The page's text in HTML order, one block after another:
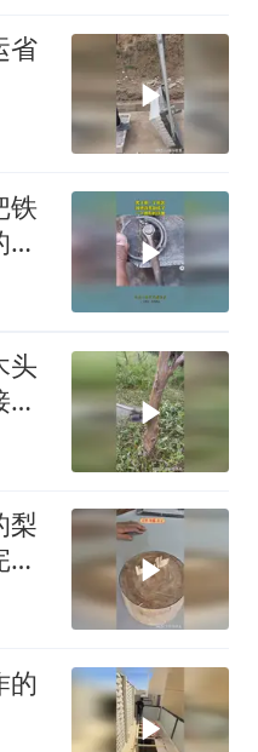
省
铁
头
梨
的